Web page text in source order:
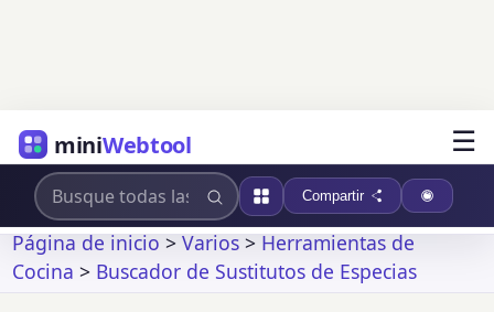
miniWebtool ☰
Compartir
Página de inicio>Varios>Herramientas de
Cocina > Buscador de Sustitutos de Especias